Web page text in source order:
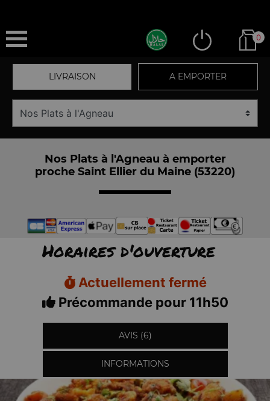
0
LIVRAISON A EMPORTER
Nos Plats à l'Agneau à emporter
proche Saint Ellier du Maine (53220)
Horaires d'ouverture
Actuellement fermé
Précommande pour 11h50
AVIS (6)
INFORMATIONS